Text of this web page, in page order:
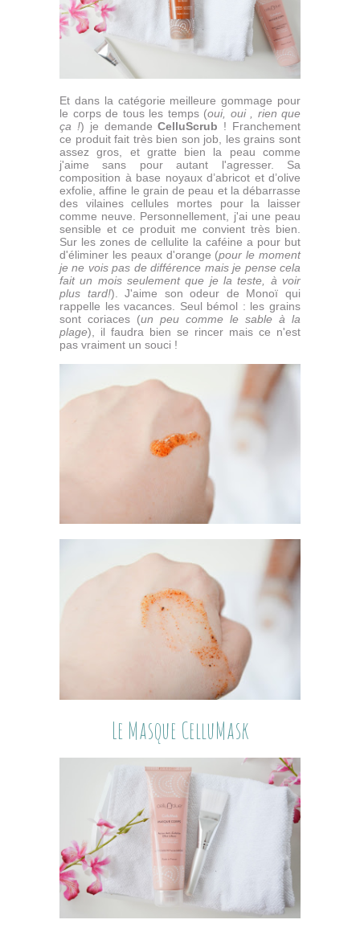
Et dans la catégorie meilleure gommage pour
le corps de tous les temps (oui, oui , rien que
ça !) je demandeCelluScrub ! Franchement
ce produit fait très bien son job, les grains sont
assez gros, et gratte bien la peau comme
j'aime sans pour autant l'agresser. Sa
composition à base noyaux d’abricot et d’olive
exfolie, affine le grain de peau et la débarrasse
des vilaines cellules mortes pour la laisser
comme neuve. Personnellement, j'ai une peau
sensible et ce produit me convient très bien.
Sur les zones de cellulite la caféine a pour but
d'éliminer les peaux d'orange (pour le moment
je ne vois pas de différence mais je pense cela
fait un mois seulement que je la teste, à voir
plus tard!). J'aime son odeur de Monoï qui
rappelle les vacances. Seul bémol : les grains
sont coriaces (un peu comme le sable à la
plage), il faudra bien se rincer mais ce n'est
pas vraiment un souci !
Le Masque CelluMask